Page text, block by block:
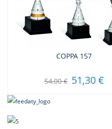
COPPA 157
54,00 € 51,30 €